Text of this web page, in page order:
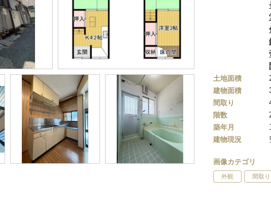
土地面積
建物面積
間取り
階数
築年月
建物現況
画像カテゴリ
外観 間取り